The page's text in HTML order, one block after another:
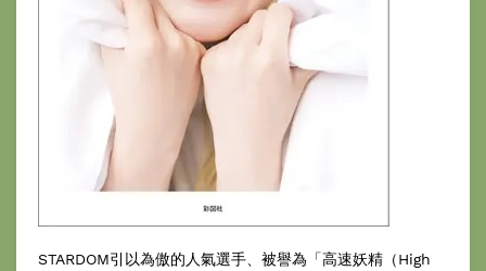
STARDOM引以為傲的人氣選手、被譽為「高速妖精（High